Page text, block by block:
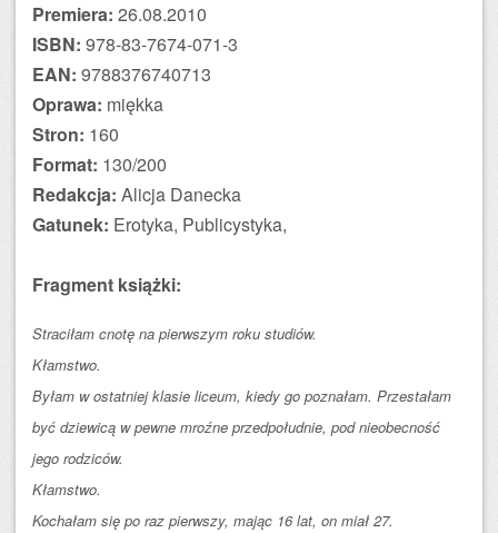
Premiera: 26.08.2010
ISBN: 978-83-7674-071-3
EAN: 9788376740713
Oprawa: miękka
Stron: 160
Format: 130/200
Redakcja: Alicja Danecka
Gatunek: Erotyka, Publicystyka,
Fragment książki:
Straciłam cnotę na pierwszym roku studiów.
Kłamstwo.
Byłam w ostatniej klasie liceum, kiedy go poznałam. Przestałam
być dziewicą w pewne mroźne przedpołudnie, pod nieobecność
jego rodziców.
Kłamstwo.
Kochałam się po raz pierwszy, mając 16 lat, on miał 27.